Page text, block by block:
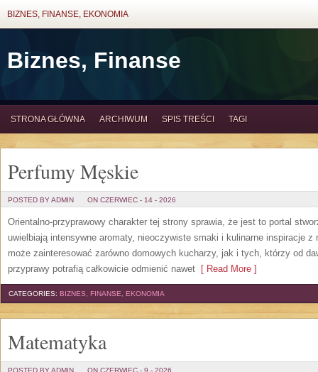
BIZNES, FINANSE, EKONOMIA
Biznes, Finanse
STRONA GŁÓWNA ARCHIWUM SPIS TREŚCI TAGI
Perfumy Męskie
POSTED BY ADMIN ON CZERWIEC - 14 - 2026
Orientalno-przyprawowy charakter tej strony sprawia, że jest to portal
uwielbiają intensywne aromaty, nieoczywiste smaki i kulinarne inspiracje
może zainteresować zarówno domowych kucharzy, jak i tych, którzy od
przyprawy potrafią całkowicie odmienić nawet [ Read More ]
CATEGORIES: BIZNES, FINANSE, EKONOMIA
Matematyka
POSTED BY ADMIN ON CZERWIEC - 9 - 2026